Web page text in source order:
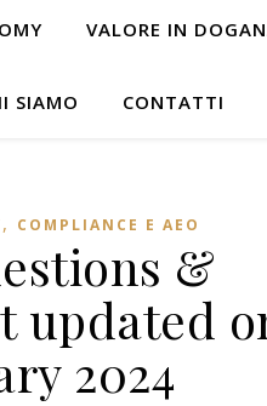
VALORE IN
SIAMO CONTATTI
, COMPLIANCE E AEO
&
updated
2024